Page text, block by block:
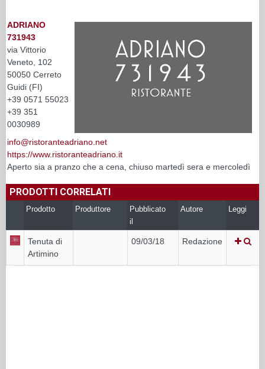
ADRIANO
731943
via Vittorio
Veneto, 102
50050 Cerreto
Guidi (FI)
+39 0571 55023
+39 351
0030989
info@ristoranteadriano.net
https://www.ristoranteadriano.it
Aperto sia a pranzo che a cena, chiuso martedì sera e mercoledì
PRODOTTI CORRELATI
Prodotto Produttore
Pubblicato
il
Autore Leggi
Tenuta di
Artimino
09/03/18 Redazione